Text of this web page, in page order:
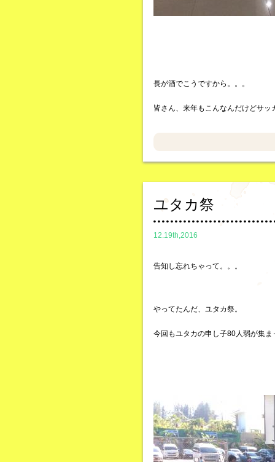
長が酒でこうですから。。。
皆さん、来年もこんなんだけどサッ
ユタカ祭
12.19th,2016
告知し忘れちゃって。。。
やってたんだ、ユタカ祭。
今回もユタカの申し子80人弱が集